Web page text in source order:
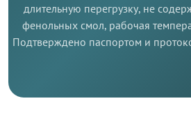
длительную перегрузку, не
фенольных смол, рабочая
Подтверждено паспортом и